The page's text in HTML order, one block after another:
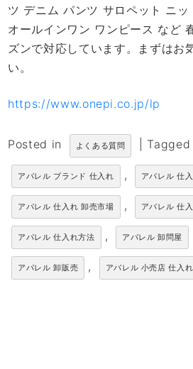
ツ デニム パンツ サロペット ニ
オールインワン ワンピース など
ズンで対応しています。まずはお
い。
https://www.onepi.co.jp/lp
Posted in よくある質問 Tagged
アパレル ブランド 仕入れ , アパレル 仕
アパレル 仕入れ 卸売市場 , アパレル 仕
アパレル 仕入れ方法 , アパレル 卸問屋
アパレル 卸販売 , アパレル 小売店 仕入れ